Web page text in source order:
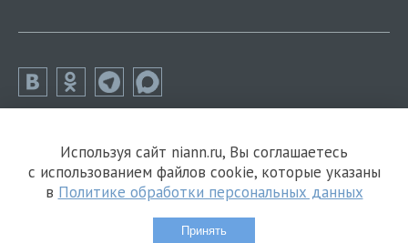
Используя сайт niann.ru, Вы соглашаетесь
с использованием файлов cookie, которые указаны
в Политике обработки персональных данных
Принять